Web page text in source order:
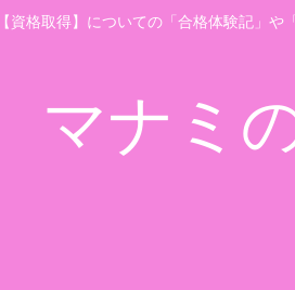
資格取得】についての「合格体験記」や
マナミ